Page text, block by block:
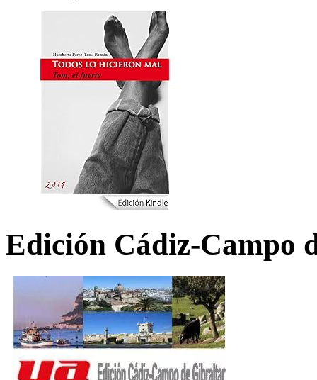
Edición Cádiz-Campo